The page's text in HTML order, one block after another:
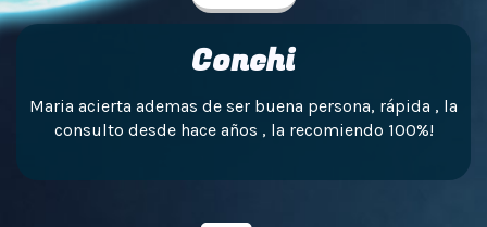
Conchi
Maria acierta ademas de ser buena persona, rápida , la
consulto desde hace años , la recomiendo 100%!